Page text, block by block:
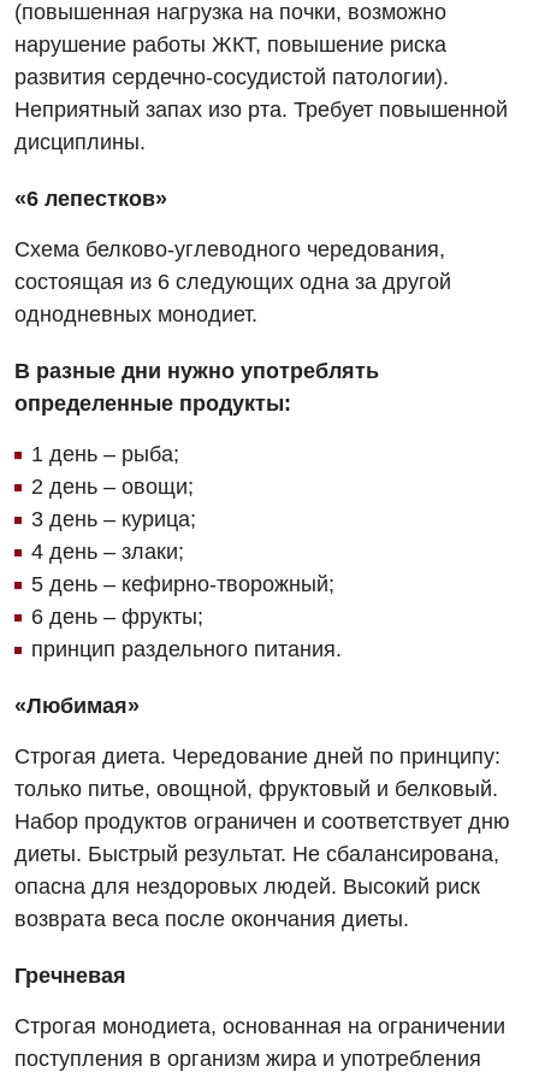
(повышенная нагрузка на почки, возможно
нарушение работы ЖКТ, повышение риска
развития сердечно-сосудистой патологии).
Неприятный запах изо рта. Требует повышенной
дисциплины.
«6 лепестков»
Схема белково-углеводного чередования,
состоящая из 6 следующих одна за другой
однодневных монодиет.
В разные дни нужно употреблять
определенные продукты:
1 день – рыба;
2 день – овощи;
3 день – курица;
4 день – злаки;
5 день – кефирно-творожный;
6 день – фрукты;
принцип раздельного питания.
«Любимая»
Строгая диета. Чередование дней по принципу:
только питье, овощной, фруктовый и белковый.
Набор продуктов ограничен и соответствует дню
диеты. Быстрый результат. Не сбалансирована,
опасна для нездоровых людей. Высокий риск
возврата веса после окончания диеты.
Гречневая
Строгая монодиета, основанная на ограничении
поступления в организм жира и употребления